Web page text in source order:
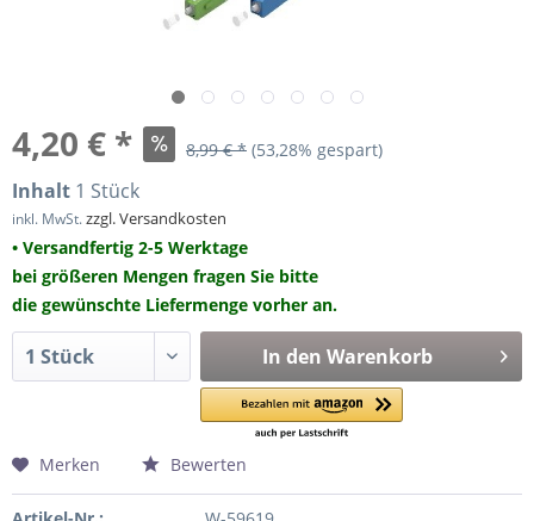
4,20 € * 8,99 € * (53,28% gespart)
Inhalt 1 Stück
inkl. MwSt.zzgl. Versandkosten
• Versandfertig 2-5 Werktage
bei größeren Mengen fragen Sie bitte
die gewünschte Liefermenge vorher an.
In den Warenkorb
Merken Bewerten